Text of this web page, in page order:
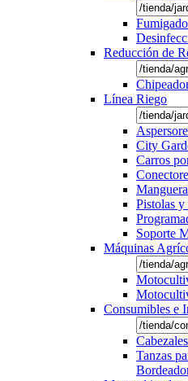
Reducción de
Línea Riego
City
Carros
Pistolas y
Soporte
Máquinas
Consumibles e
Tanzas